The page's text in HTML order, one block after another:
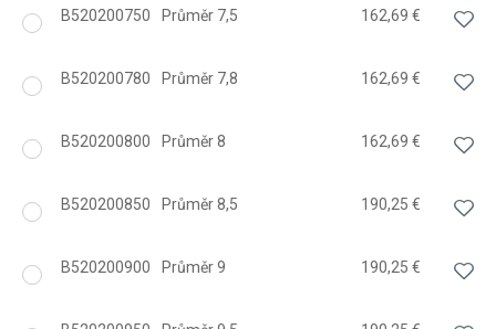
B520200750 Průměr 7,5 162,69 €
B520200780 Průměr 7,8 162,69 €
B520200800 Průměr 8 162,69 €
B520200850 Průměr 8,5 190,25 €
B520200900 Průměr 9 190,25 €